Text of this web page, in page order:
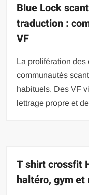
Blue Lock
traduction :
VF
La prolifération des
communautés
habituels. Des VF
lettrage propre et
T shirt crossfit
haltéro, gym et